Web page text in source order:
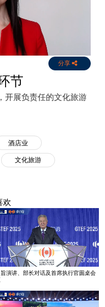
分享
节
开展负责任的文化旅游
酒店业
文化旅游
欢
演讲、部长对话及首席执行官圆桌会